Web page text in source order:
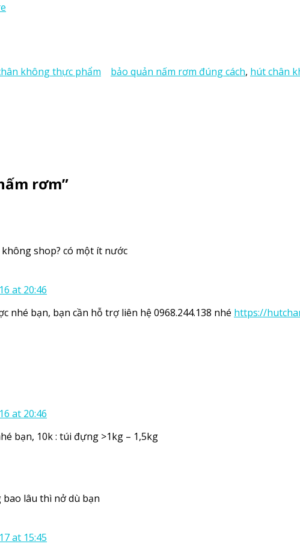
không thực phẩm bảo quản nấm rơm đúng cách, hút chân
rơm”
shop? có một ít nước
at 20:46
nhé bạn, bạn cần hỗ trợ liên hệ 0968.244.138 nhé https://
at 20:46
bạn, 10k : túi đựng >1kg – 1,5kg
lâu thì nở dù bạn
at 15:45